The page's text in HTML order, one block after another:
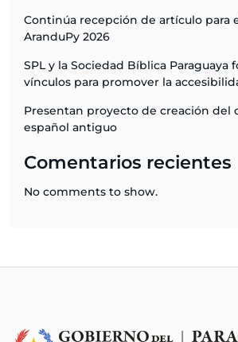
Continúa recepción de artículo para
AranduPy 2026
SPL y la Sociedad Bíblica Paraguaya
vínculos para promover la
Presentan proyecto de creación del
español antiguo
Comentarios recientes
No comments to show.